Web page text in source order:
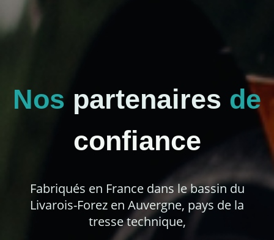
Nos partenaires de
confiance
Fabriqués en France dans le bassin du
Livarois-Forez en Auvergne, pays de la
tresse technique,